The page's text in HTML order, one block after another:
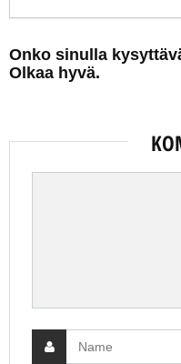
Onko sinulla
Olkaa hyvä.